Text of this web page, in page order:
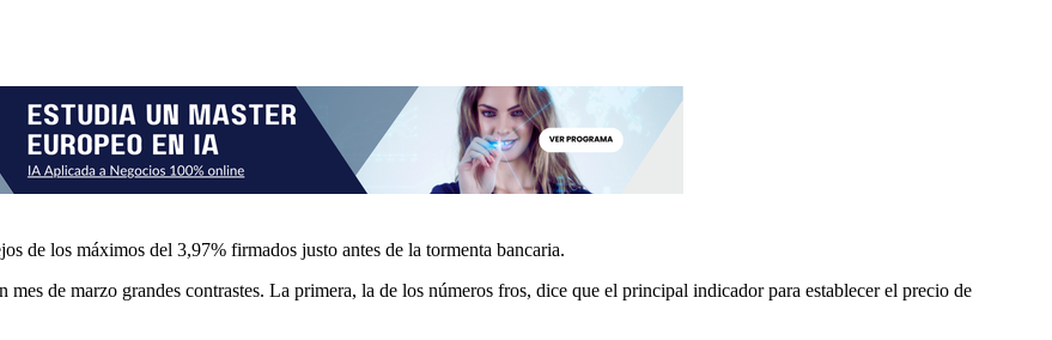
de los máximos del 3,97% firmados justo antes de la tormenta bancaria.
mes de marzo grandes contrastes. La primera, la de los números fros, dice que el principal indicador para establecer el precio de